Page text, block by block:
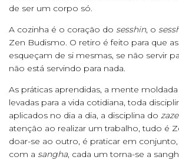
de ser um corpo só.
A cozinha é o coração do sesshin, o
Zen Budismo. O retiro é feito para que
esqueçam de si mesmas, se não servir
não está servindo para nada.
As práticas aprendidas, a mente
levadas para a vida cotidiana, toda
aplicados no dia a dia, a disciplina do
atenção ao realizar um trabalho, tudo é
doar-se ao outro, é praticar em
com a sangha, cada um torna-se a